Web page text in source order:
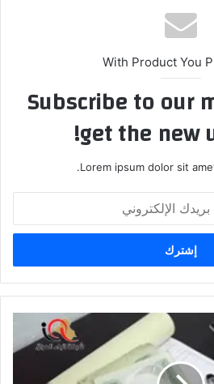
With Product You
Subscribe to our
get the new
Lorem ipsum dolor sit